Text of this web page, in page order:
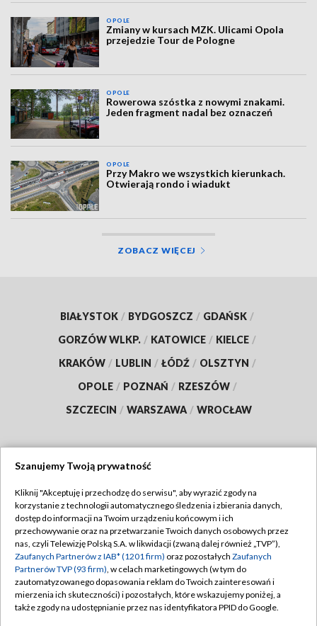
OPOLE
Zmiany w kursach MZK. Ulicami Opola
przejedzie Tour de Pologne
OPOLE
Rowerowa szóstka z nowymi znakami.
Jeden fragment nadal bez oznaczeń
OPOLE
Przy Makro we wszystkich kierunkach.
Otwierają rondo i wiadukt
ZOBACZ WIĘCEJ
BIAŁYSTOK / BYDGOSZCZ / GDAŃSK /
GORZÓW WLKP. / KATOWICE / KIELCE /
KRAKÓW / LUBLIN / ŁÓDŹ / OLSZTYN /
OPOLE / POZNAŃ / RZESZÓW /
SZCZECIN / WARSZAWA / WROCŁAW
TVP
Abonament TVP
Emisja w TVP
Centrum informacji TVP
Naziemna Telewizja Cyfrowa
Regulamin TVP
Polityka prywatności
Moje zgody
Pomoc
Szanujemy Twoją prywatność
Kliknij "Akceptuję i przechodzę do serwisu", aby wyrazić zgody na
korzystanie z technologii automatycznego śledzenia i zbierania danych,
dostęp do informacji na Twoim urządzeniu końcowym i ich
przechowywanie oraz na przetwarzanie Twoich danych osobowych przez
nas, czyli Telewizję Polską S.A. w likwidacji (zwaną dalej również „TVP”),
Zaufanych Partnerów z IAB* (1201 firm) oraz pozostałych Zaufanych
Partnerów TVP (93 firm), w celach marketingowych (w tym do
zautomatyzowanego dopasowania reklam do Twoich zainteresowań i
mierzenia ich skuteczności) i pozostałych, które wskazujemy poniżej, a
także zgody na udostępnianie przez nas identyfikatora PPID do Google.